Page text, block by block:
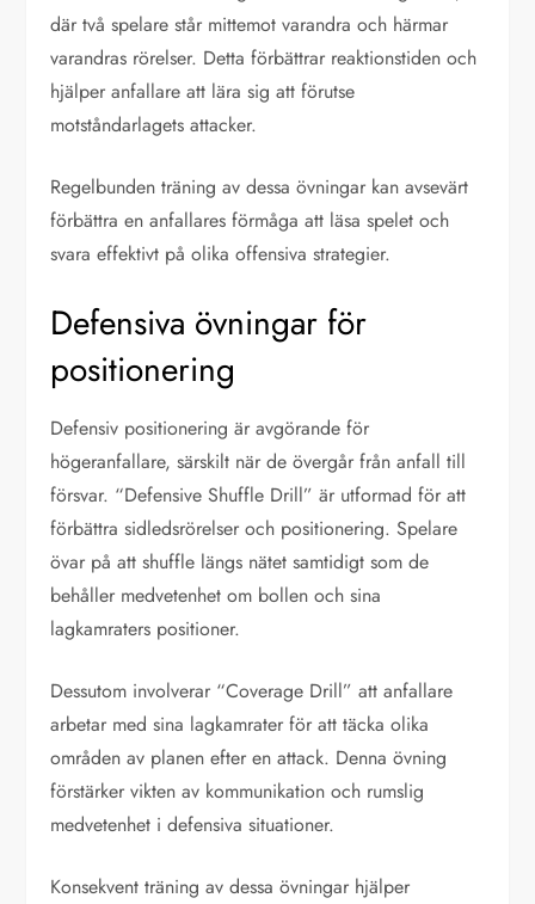
där två spelare står mittemot varandra och härmar
varandras rörelser. Detta förbättrar reaktionstiden och
hjälper anfallare att lära sig att förutse
motståndarlagets attacker.
Regelbunden träning av dessa övningar kan avsevärt
förbättra en anfallares förmåga att läsa spelet och
svara effektivt på olika offensiva strategier.
Defensiva övningar för
positionering
Defensiv positionering är avgörande för
högeranfallare, särskilt när de övergår från anfall till
försvar. “Defensive Shuffle Drill” är utformad för att
förbättra sidledsrörelser och positionering. Spelare
övar på att shuffle längs nätet samtidigt som de
behåller medvetenhet om bollen och sina
lagkamraters positioner.
Dessutom involverar “Coverage Drill” att anfallare
arbetar med sina lagkamrater för att täcka olika
områden av planen efter en attack. Denna övning
förstärker vikten av kommunikation och rumslig
medvetenhet i defensiva situationer.
Konsekvent träning av dessa övningar hjälper